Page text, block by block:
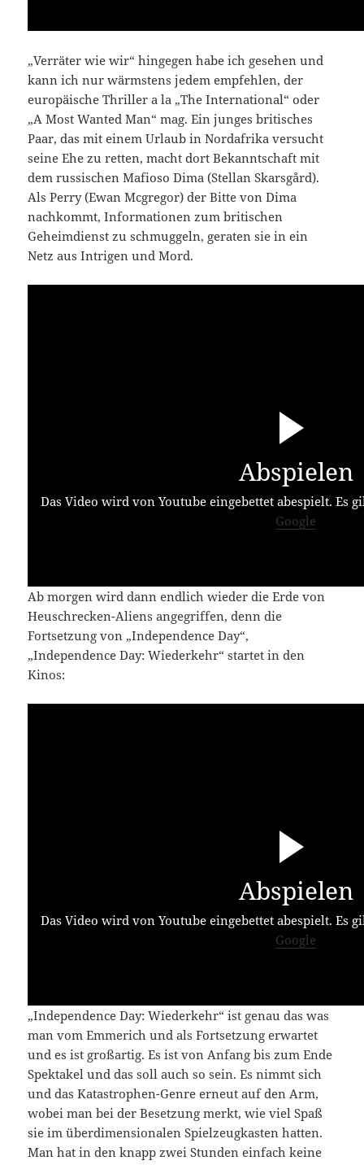
„Verräter wie wir“ hingegen habe ich gesehen und
kann ich nur wärmstens jedem empfehlen, der
europäische Thriller a la „The International“ oder
„A Most Wanted Man“ mag. Ein junges britisches
Paar, das mit einem Urlaub in Nordafrika versucht
seine Ehe zu retten, macht dort Bekanntschaft mit
dem russischen Mafioso Dima (Stellan Skarsgård).
Als Perry (Ewan Mcgregor) der Bitte von Dima
nachkommt, Informationen zum britischen
Geheimdienst zu schmuggeln, geraten sie in ein
Netz aus Intrigen und Mord.
Abspielen
Das Video wird von Youtube eingebettet abespielt. Es
Google
Ab morgen wird dann endlich wieder die Erde von
Heuschrecken-Aliens angegriffen, denn die
Fortsetzung von „Independence Day“,
„Independence Day: Wiederkehr“ startet in den
Kinos:
Abspielen
Das Video wird von Youtube eingebettet abespielt. Es
Google
„Independence Day: Wiederkehr“ ist genau das was
man vom Emmerich und als Fortsetzung erwartet
und es ist großartig. Es ist von Anfang bis zum Ende
Spektakel und das soll auch so sein. Es nimmt sich
und das Katastrophen-Genre erneut auf den Arm,
wobei man bei der Besetzung merkt, wie viel Spaß
sie im überdimensionalen Spielzeugkasten hatten.
Man hat in den knapp zwei Stunden einfach keine